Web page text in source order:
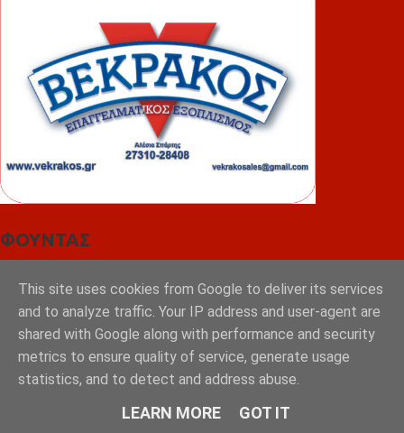
ΦΟΥΝΤΑΣ
This site uses cookies from Google to deliver its services
and to analyze traffic. Your IP address and user-agent are
shared with Google along with performance and security
metrics to ensure quality of service, generate usage
statistics, and to detect and address abuse.
LEARN MORE GOT IT